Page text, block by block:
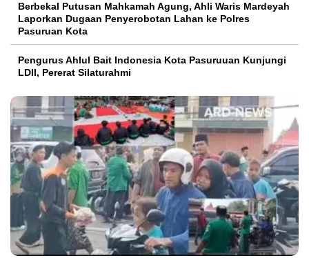
Berbekal Putusan Mahkamah Agung, Ahli Waris Mardeyah
Laporkan Dugaan Penyerobotan Lahan ke Polres
Pasuruan Kota
Pengurus Ahlul Bait Indonesia Kota Pasuruuan Kunjungi
LDII, Pererat Silaturahmi